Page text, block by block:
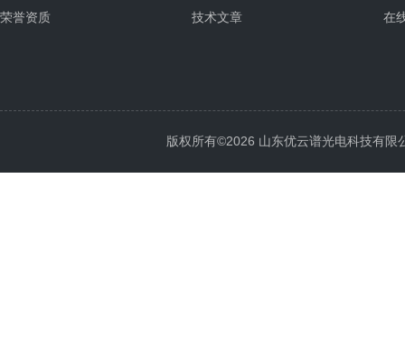
荣誉资质
技术文章
在
版权所有©2026 山东优云谱光电科技有